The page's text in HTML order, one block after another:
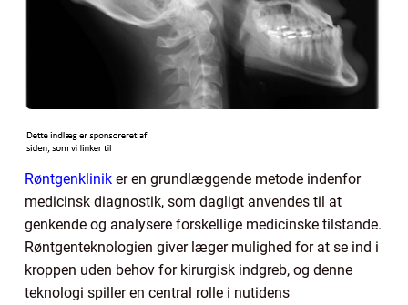
Røntgenklinik er en grundlæggende metode indenfor
medicinsk diagnostik, som dagligt anvendes til at
genkende og analysere forskellige medicinske tilstande.
Røntgenteknologien giver læger mulighed for at se ind i
kroppen uden behov for kirurgisk indgreb, og denne
teknologi spiller en central rolle i nutidens